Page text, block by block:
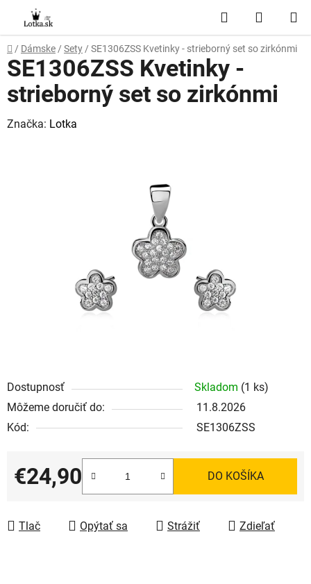
obsah
Hľadať
KOŠÍK
Domov
/ Dámske / Sety / SE1306ZSS Kvetinky - strieborný set so zirkónmi
Dostupnosť Skladom (1 ks)
Môžeme doručiť do:
11.8.2026
Kód:
SE1306ZSS
€24,90
Jednotková cena:
DO KOŠÍKA
Tlač Opýtať sa Strážiť Zdieľať
SE1306ZSS Kvetinky -
strieborný set so zirkónmi
Značka: Lotka